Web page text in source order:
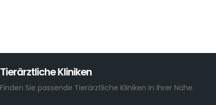
Tierärztliche Kliniken
Finden Sie passende Tierärztliche Kliniken in Ihrer Nähe.